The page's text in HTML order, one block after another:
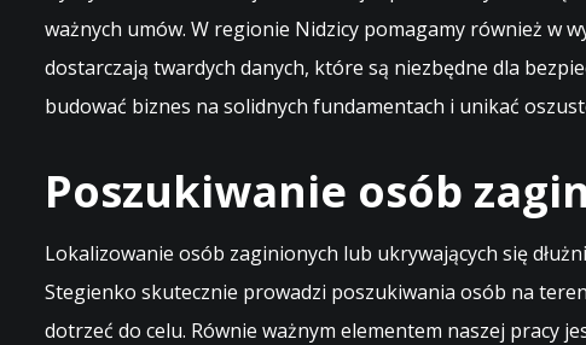
ważnych umów. W regionie Nidzicy pomagamy również w
dostarczają twardych danych, które są niezbędne dla
budować biznes na solidnych fundamentach i unikać
Poszukiwanie osób
Lokalizowanie osób zaginionych lub ukrywających się
Stegienko skutecznie prowadzi poszukiwania osób na
dotrzeć do celu. Równie ważnym elementem naszej pracy